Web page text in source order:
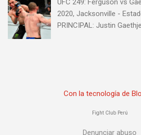
2020, Jacksonville -
PRINCIPAL: Justin
Round 5 Henry Cejudo
Calvin Kattar venció a
unânime (triple 30-27)
Con la tecnología de
Fight Club Perú
Denunciar abuso